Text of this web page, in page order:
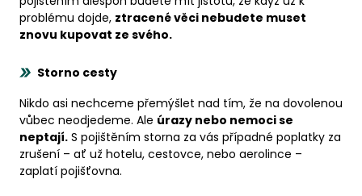
problému dojde, ztracené věci nebudete muset
znovu kupovat ze svého.
Storno cesty
Nikdo asi nechceme přemýšlet nad tím, že na dovolenou
vůbec neodjedeme. Ale úrazy nebo nemoci se
neptají. S pojištěním storna za vás případné poplatky za
zrušení – ať už hotelu, cestovce, nebo aerolince –
zaplatí pojišťovna.